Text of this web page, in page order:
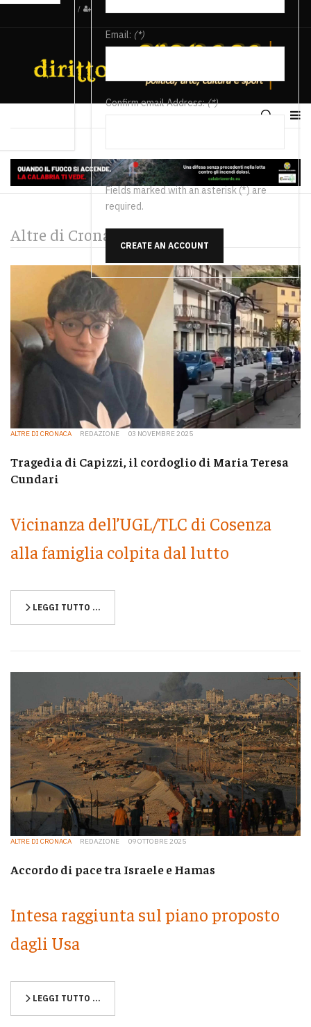
/
Email: (*)
Confirm email Address:(*)
Fields marked with an asterisk (*) are
required.
CREATE AN ACCOUNT
Altre di Cronaca
ALTRE DI CRONACA REDAZIONE 03 NOVEMBRE 2025
Tragedia di Capizzi, il cordoglio di Maria Teresa
Cundari
Vicinanza dell’UGL/TLC di Cosenza
alla famiglia colpita dal lutto
LEGGI TUTTO …
ALTRE DI CRONACA REDAZIONE 09 OTTOBRE 2025
Accordo di pace tra Israele e Hamas
Intesa raggiunta sul piano proposto
dagli Usa
LEGGI TUTTO …